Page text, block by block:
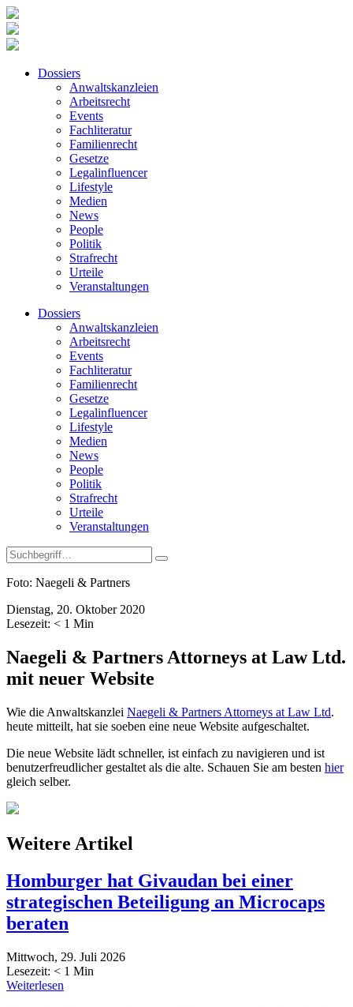
Dossiers
Anwaltskanzleien
Arbeitsrecht
Events
Fachliteratur
Familienrecht
Gesetze
Legalinfluencer
Lifestyle
Medien
News
People
Politik
Strafrecht
Urteile
Veranstaltungen
Dossiers
Anwaltskanzleien
Arbeitsrecht
Events
Fachliteratur
Familienrecht
Gesetze
Legalinfluencer
Lifestyle
Medien
News
People
Politik
Strafrecht
Urteile
Veranstaltungen
Foto: Naegeli & Partners
Dienstag, 20. Oktober 2020
Lesezeit: < 1 Min
Naegeli & Partners Attorneys at Law Ltd.
mit neuer Website
Wie die Anwaltskanzlei Naegeli & Partners Attorneys at Law Ltd.
heute mitteilt, hat sie soeben eine neue Website aufgeschaltet.
Die neue Website lädt schneller, ist einfach zu navigieren und ist
benutzerfreudlicher gestaltet als die alte. Schauen Sie am besten hier
gleich selber.
Weitere Artikel
Homburger hat Givaudan bei einer
strategischen Beteiligung an Microcaps
beraten
Mittwoch, 29. Juli 2026
Lesezeit: < 1 Min
Weiterlesen